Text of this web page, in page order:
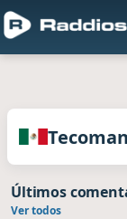
Radios de
Tecoman
Últimos
Ver todos